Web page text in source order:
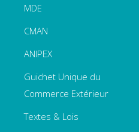
MDE
CMAN
ANIPEX
Guichet Unique du
Commerce Extérieur
Textes & Lois